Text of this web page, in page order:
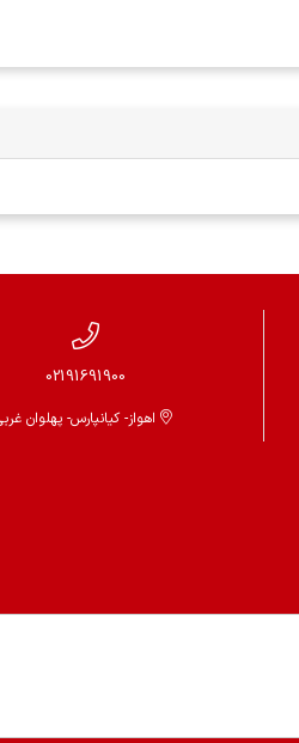
02191691900
اهواز- کیانپارس- پهلوان